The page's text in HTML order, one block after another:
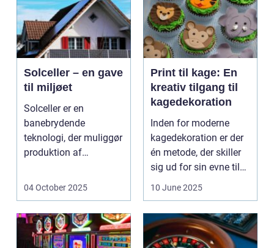
Solceller – en gave
til miljøet
Solceller er en
banebrydende
teknologi, der muliggør
produktion af
udnytt...
04 October 2025
Print til kage: En
kreativ tilgang til
kagedekoration
Inden for moderne
kagedekoration er der
én metode, der skiller
sig ud for sin evne til
10 June 2025